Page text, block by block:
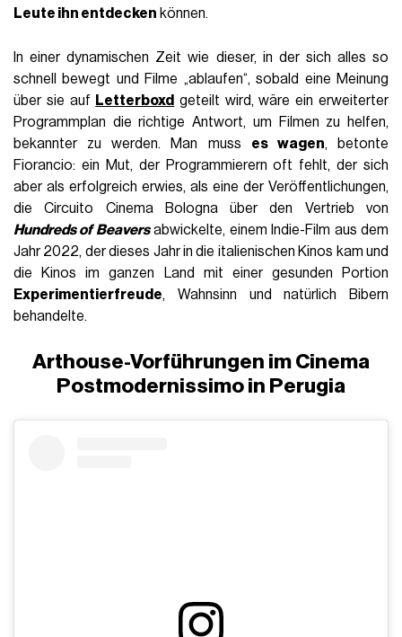
Leute ihn entdecken können.
In einer dynamischen Zeit wie dieser, in der sich alles so
schnell bewegt und Filme „ablaufen“, sobald eine Meinung
über sie auf Letterboxd geteilt wird, wäre ein erweiterter
Programmplan die richtige Antwort, um Filmen zu helfen,
bekannter zu werden. Man muss es wagen, betonte
Fiorancio: ein Mut, der Programmierern oft fehlt, der sich
aber als erfolgreich erwies, als eine der Veröffentlichungen,
die Circuito Cinema Bologna über den Vertrieb von
Hundreds of Beaversabwickelte, einem Indie-Film aus dem
Jahr 2022, der dieses Jahr in die italienischen Kinos kam und
die Kinos im ganzen Land mit einer gesunden Portion
Experimentierfreude, Wahnsinn und natürlich Bibern
behandelte.
Arthouse-Vorführungen im Cinema
Postmodernissimo in Perugia